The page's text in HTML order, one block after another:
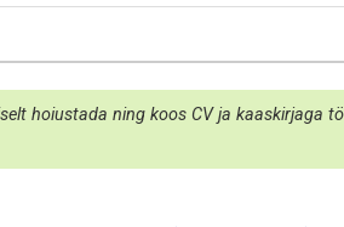
hoiustada ning koos CV ja kaaskirjaga